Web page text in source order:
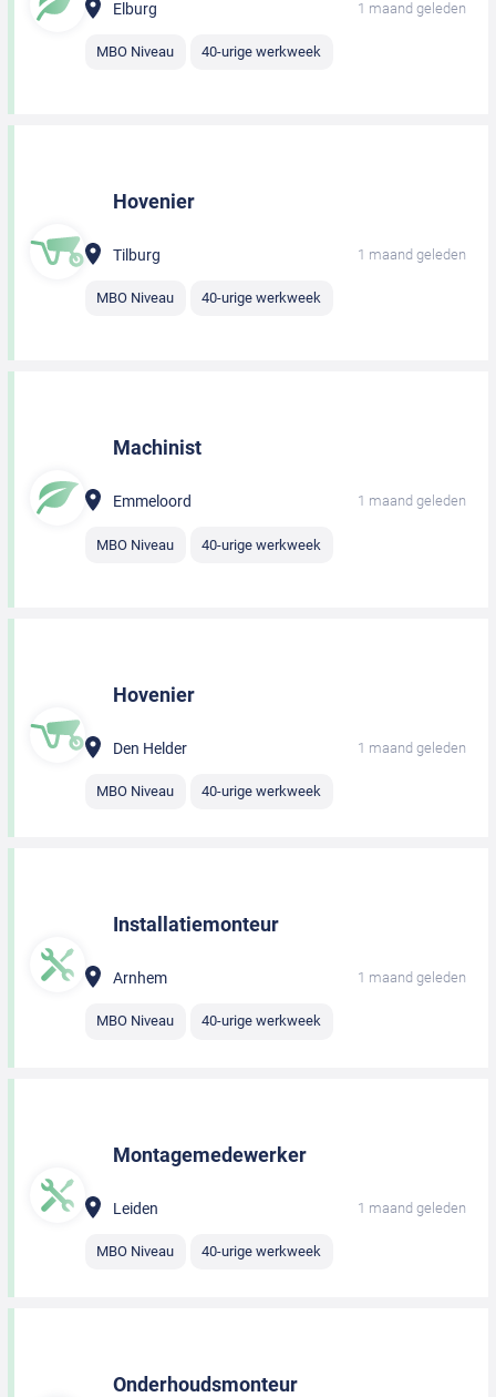
Elburg 1 maand geleden
MBO Niveau 40-urige werkweek
Hovenier
Tilburg 1 maand geleden
MBO Niveau 40-urige werkweek
Machinist
Emmeloord 1 maand geleden
MBO Niveau 40-urige werkweek
Hovenier
Den Helder 1 maand geleden
MBO Niveau 40-urige werkweek
Installatiemonteur
Arnhem 1 maand geleden
MBO Niveau 40-urige werkweek
Montagemedewerker
Leiden 1 maand geleden
MBO Niveau 40-urige werkweek
Onderhoudsmonteur